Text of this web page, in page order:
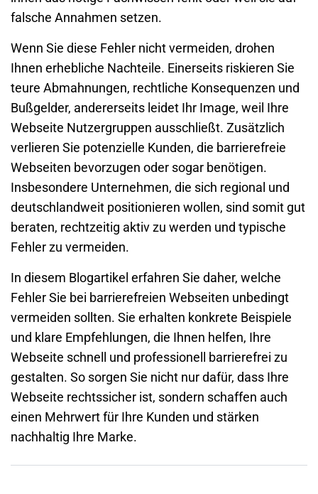
falsche Annahmen setzen.
Wenn Sie diese Fehler nicht vermeiden, drohen
Ihnen erhebliche Nachteile. Einerseits riskieren Sie
teure Abmahnungen, rechtliche Konsequenzen und
Bußgelder, andererseits leidet Ihr Image, weil Ihre
Webseite Nutzergruppen ausschließt. Zusätzlich
verlieren Sie potenzielle Kunden, die barrierefreie
Webseiten bevorzugen oder sogar benötigen.
Insbesondere Unternehmen, die sich regional und
deutschlandweit positionieren wollen, sind somit gut
beraten, rechtzeitig aktiv zu werden und typische
Fehler zu vermeiden.
In diesem Blogartikel erfahren Sie daher, welche
Fehler Sie bei barrierefreien Webseiten unbedingt
vermeiden sollten. Sie erhalten konkrete Beispiele
und klare Empfehlungen, die Ihnen helfen, Ihre
Webseite schnell und professionell barrierefrei zu
gestalten. So sorgen Sie nicht nur dafür, dass Ihre
Webseite rechtssicher ist, sondern schaffen auch
einen Mehrwert für Ihre Kunden und stärken
nachhaltig Ihre Marke.